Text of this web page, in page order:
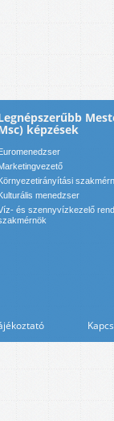
képzések
Euromenedzser
Környezetirányítási
Kulturális menedzser
és szennyvízkezelő